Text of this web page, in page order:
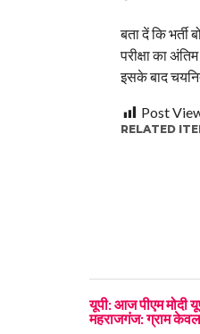
बता दें कि भर्ती
परीक्षा का
इसके बाद
Post
RELATED
यूपी: आज पीएम मोदी
महराजगंज: ग्राम